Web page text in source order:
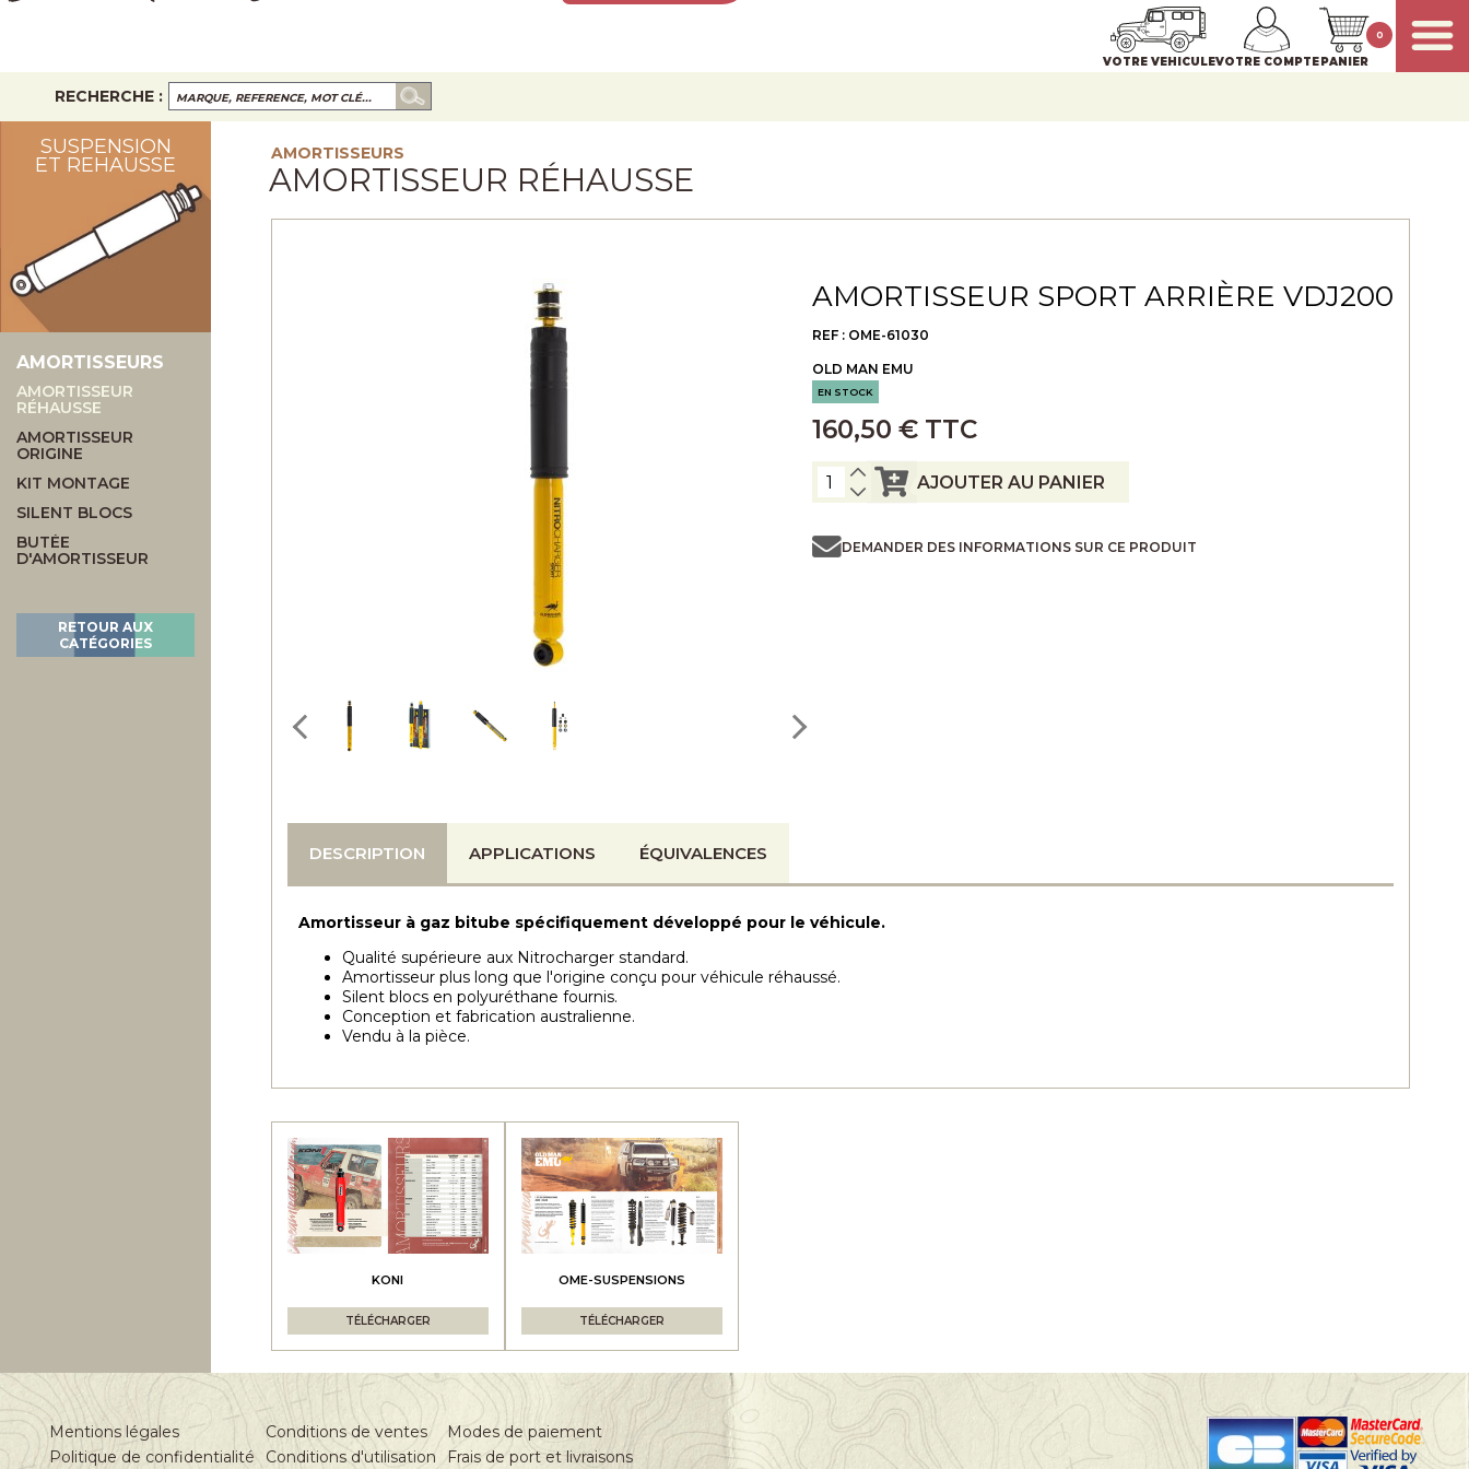
VOTRE VEHICULEVOTRE COMPTEPANIER
0
RECHERCHE :
SUSPENSION
ET REHAUSSE
AMORTISSEURS
AMORTISSEUR
RÉHAUSSE
AMORTISSEUR
ORIGINE
KIT MONTAGE
SILENT BLOCS
BUTÉE
D'AMORTISSEUR
RETOUR AUX
CATÉGORIES
AMORTISSEURS
AMORTISSEUR RÉHAUSSE
AMORTISSEUR SPORT ARRIÈRE VDJ200
REF : OME-61030
OLD MAN EMU
EN STOCK
160,50 € TTC
AJOUTER AU PANIER
DEMANDER DES INFORMATIONS SUR CE PRODUIT
DESCRIPTION APPLICATIONS ÉQUIVALENCES
Amortisseur à gaz bitube spécifiquement développé pour le véhicule.
Qualité supérieure aux Nitrocharger standard.
Amortisseur plus long que l'origine conçu pour véhicule réhaussé.
Silent blocs en polyuréthane fournis.
Conception et fabrication australienne.
Vendu à la pièce.
KONI
TÉLÉCHARGER
OME-SUSPENSIONS
TÉLÉCHARGER
Mentions légales
Politique de confidentialité
Conditions de ventes
Conditions d'utilisation
Modes de paiement
Frais de port et livraisons